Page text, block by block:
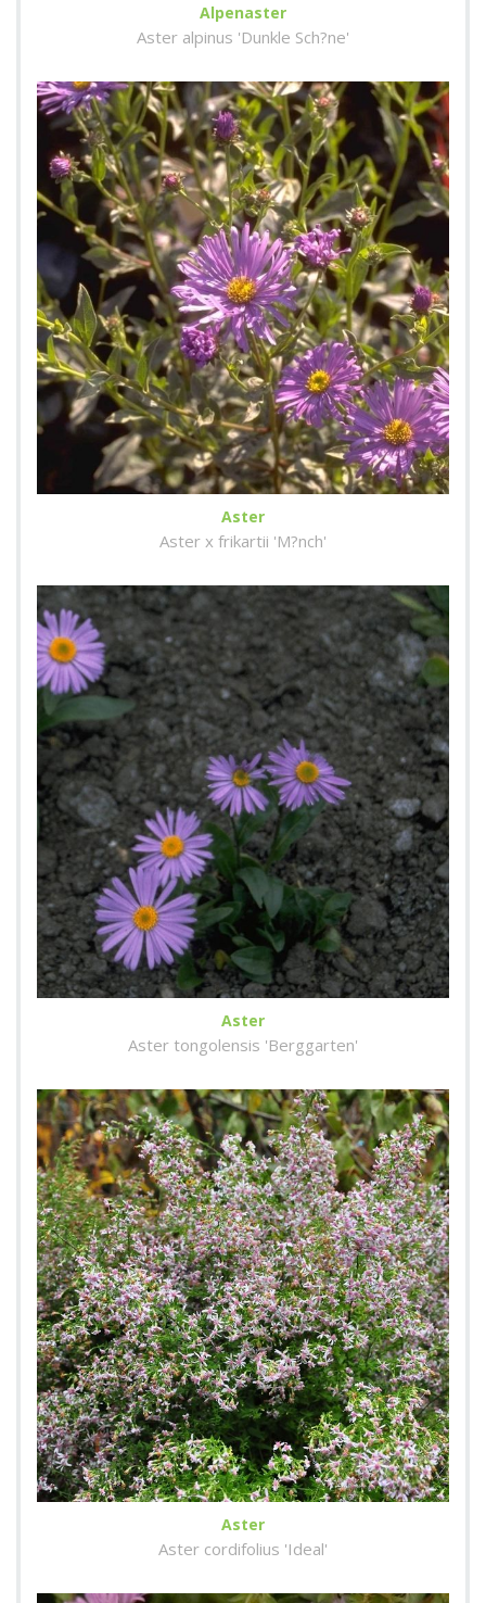
Alpenaster
Aster alpinus 'Dunkle Sch?ne'
Aster
Aster x frikartii 'M?nch'
Aster
Aster tongolensis 'Berggarten'
Aster
Aster cordifolius 'Ideal'